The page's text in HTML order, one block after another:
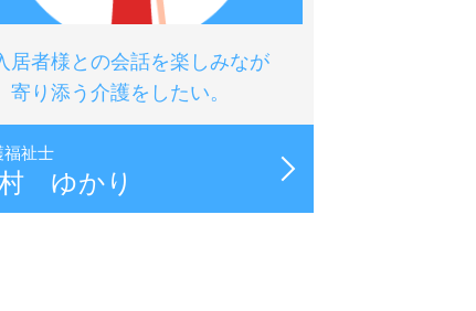
居者様との会話を楽しみなが
寄り添う介護をしたい。
福祉士
ゆかり